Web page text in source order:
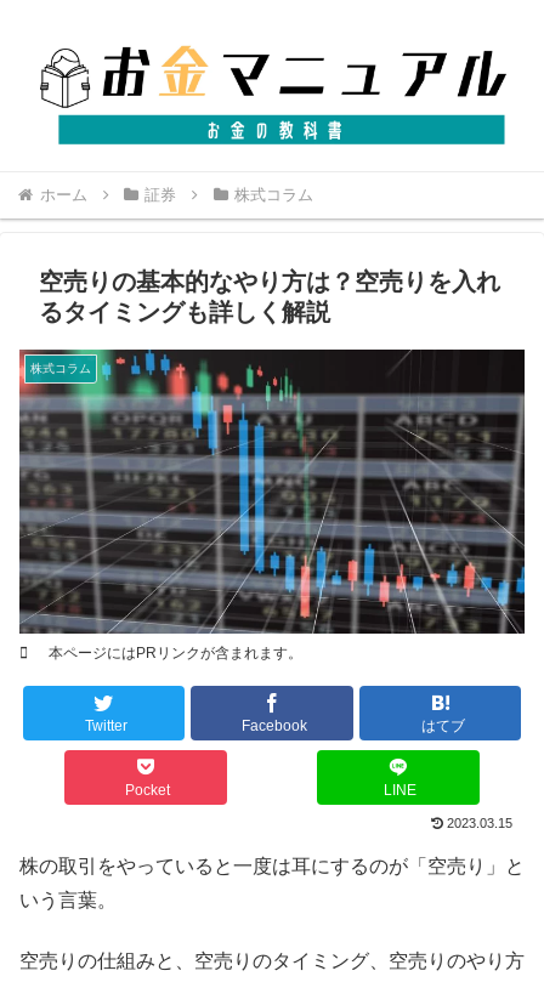
ホーム 証券 株式コラム
空売りの基本的なやり方は？空売りを入れ
るタイミングも詳しく解説
本ページにはPRリンクが含まれます。
株式コラム
Twitter Facebook はてブ
Pocket LINE
2023.03.15
株の取引をやっていると一度は耳にするのが「空売り」と
いう言葉。
空売りの仕組みと、空売りのタイミング、空売りのやり方